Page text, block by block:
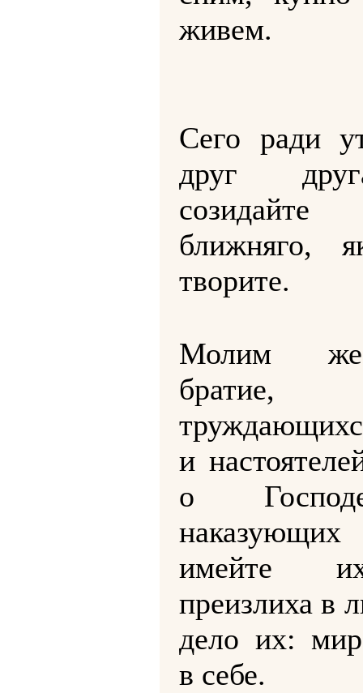
живем.
Сего ради
друг
созидайте
ближняго,
творите.
Молим
братие,
и
о
имейте
преизлиха в
дело их:
в себе.